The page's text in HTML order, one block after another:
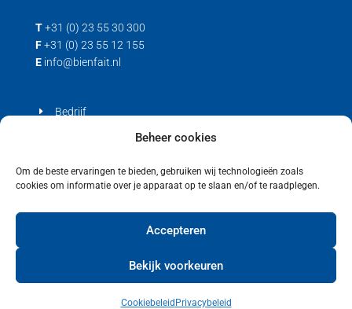
Beheer cookies
Om de beste ervaringen te bieden, gebruiken wij technologieën zoals
cookies om informatie over je apparaat op te slaan en/of te raadplegen.
Accepteren
Bekijk voorkeuren
Cookiebeleid Privacybeleid
T +31 (0) 23 55 30 300
F +31 (0) 23 55 12 155
E info@bienfait.nl
Bedrijf
Cookiebeleid (EU)
Copyright © 2021 Bienfait